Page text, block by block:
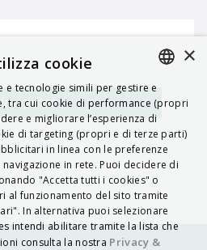
ITALIAN
ENGLISH
FRENCH
HUNGARIAN
DEUTSCH
POLSKI
×
cookie
e tecnologie simili per gestire e
tra cui cookie di performance (propri
e migliorare l’esperienza di
di targeting (propri e di terze parti)
in linea con le preferenze
in rete. Puoi decidere di
"Accetta tutti i cookies" o
al funzionamento del sito tramite
In alternativa puoi selezionare
intendi abilitare tramite la lista che
consulta la nostra Privacy &